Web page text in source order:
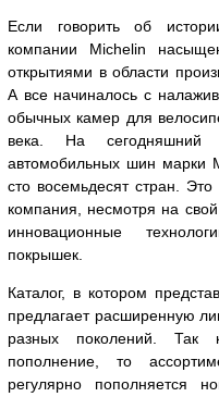
Если говорить об
компании Michelin
открытиями в области
А все начиналось с
обычных камер для
века. На сегодняшний
автомобильных шин марки
сто восемьдесят стран.
компания, несмотря на
инновационные
покрышек.
Каталог, в котором
предлагает расширенную
разных поколений. Так
пополнение, то
регулярно пополняется